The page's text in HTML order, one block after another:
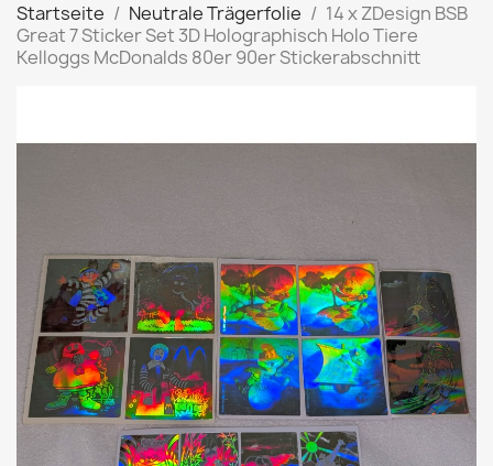
Startseite Neutrale Trägerfolie
14 x ZDesign BSB
Great 7 Sticker Set 3D Holographisch Holo Tiere
Kelloggs McDonalds 80er 90er Stickerabschnitt